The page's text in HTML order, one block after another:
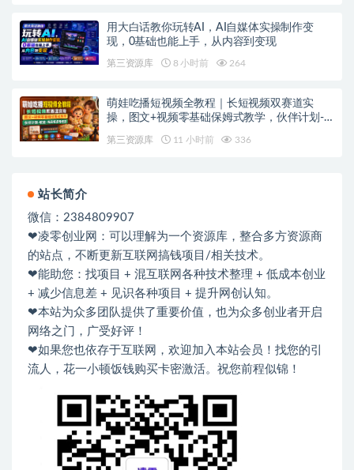
用大白话教你玩转AI，AI自媒体实操制作变
现，0基础也能上手，从内容到变现
第三资源库 8 小时前 264
萌娃吃播短视频全教程｜长短视频双赛道实
操，图文+视频零基础保姆式教学，伙伴计划-
第三资源库 11 小时前 336
站长简介
微信：2384809907
❤凌零创业网：可以理解为一个资源库，整合多方资源商
的站点，不断更新互联网搞钱项目/相关技术。
❤能助您：找项目 + 混互联网各种技术整理 + 低成本创业
+ 减少信息差 + 见识各种项目 + 提升网创认知。
❤本站为众多团队提供了重要价值，也为众多创业者开启
网络之门，广受好评！
❤如果您也依存于互联网，欢迎加入本站会员！找您的引
流人，花一小顿饭钱购买卡密激活。祝您前程似锦！